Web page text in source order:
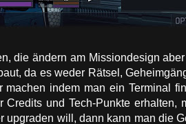
die ändern am Missiondesign
da es weder Rätsel,
indem man ein Terminal
und Tech-Punkte erhalten,
will, dann kann man die